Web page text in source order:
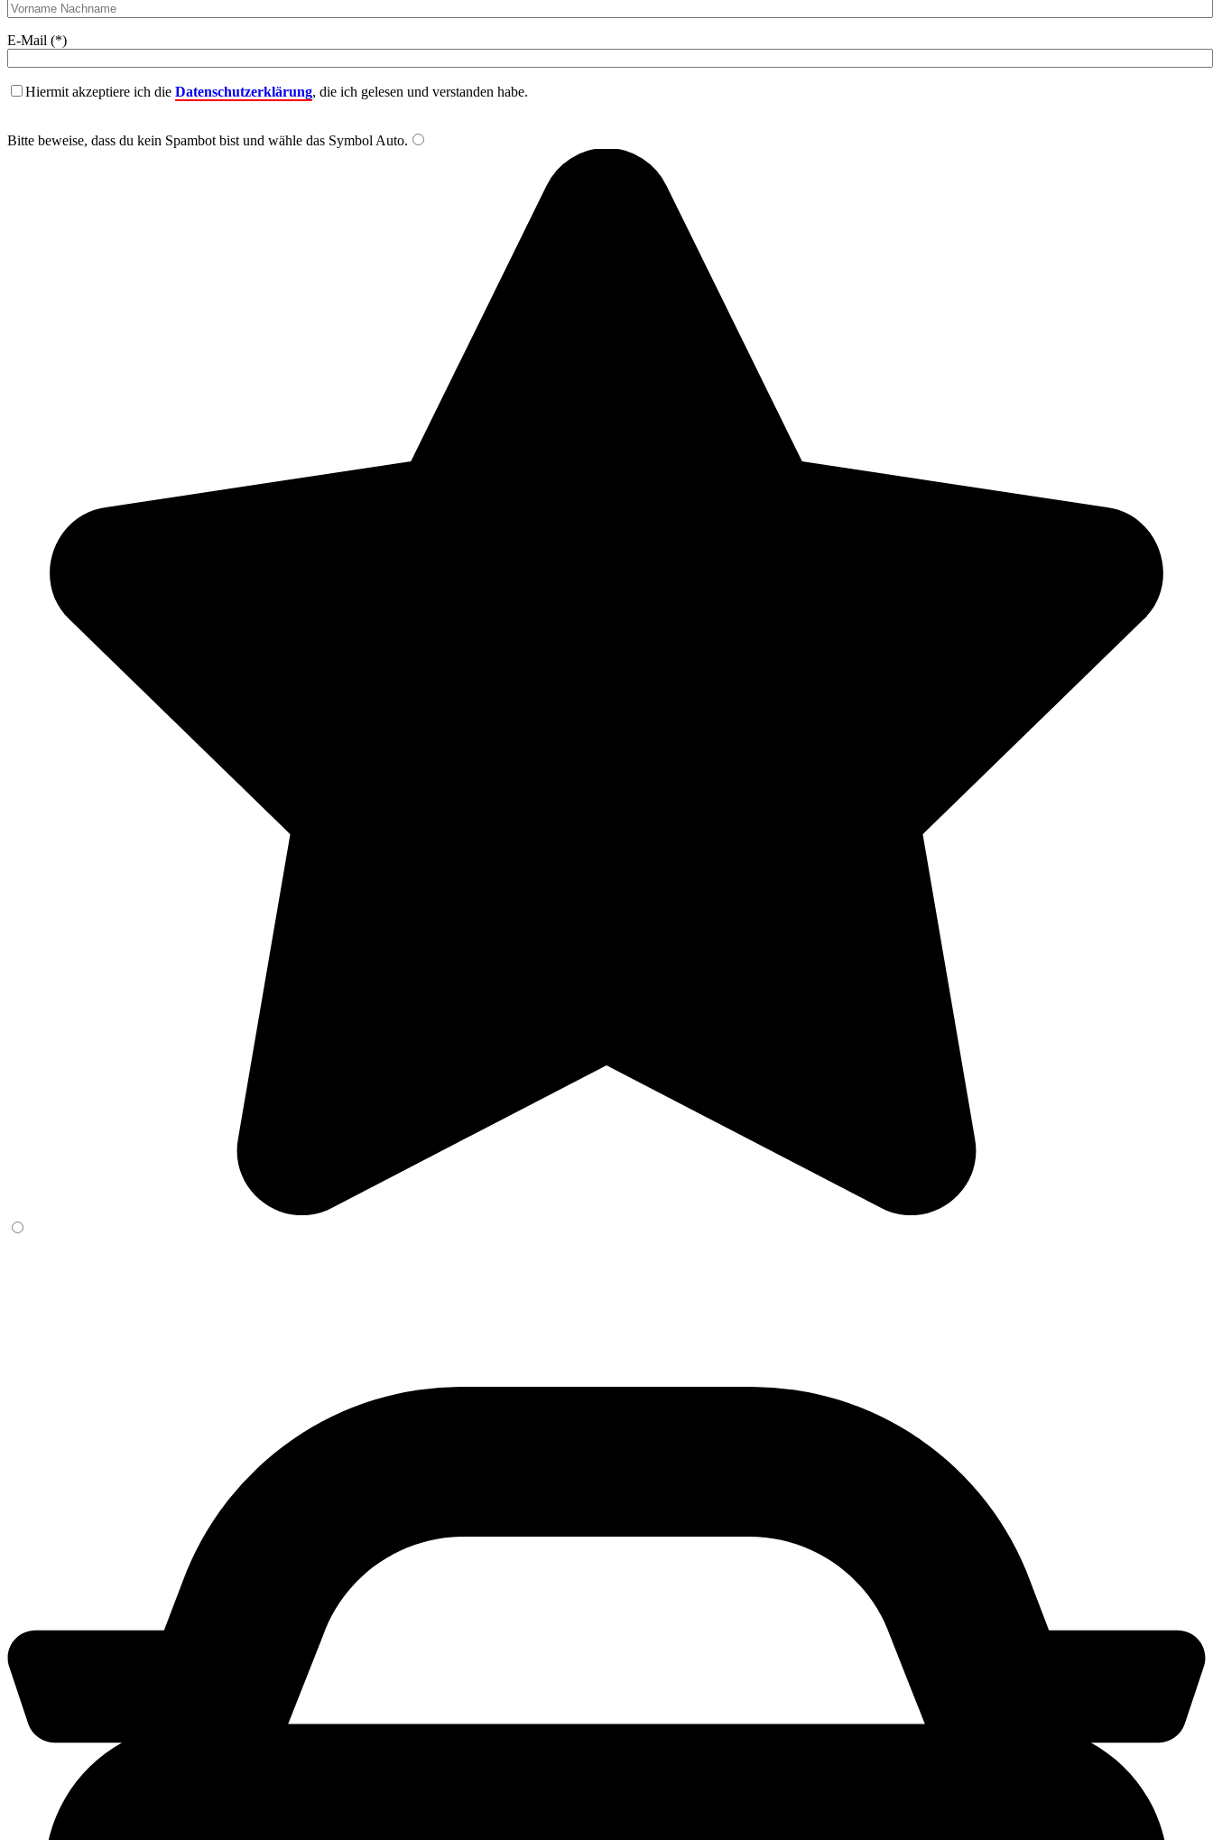
E-Mail (*)
Hiermit akzeptiere ich die Datenschutzerklärung, die ich gelesen und verstanden habe.
Bitte beweise, dass du kein Spambot bist und wähle das Symbol Auto.